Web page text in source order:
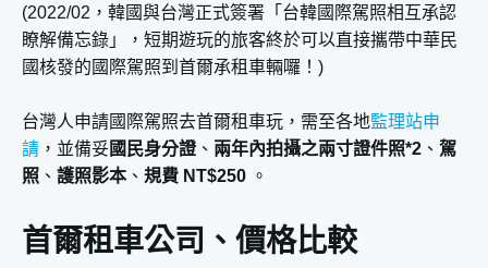
(2022/02，韓國與台灣正式簽署「台韓國際駕照相互承認
瞭解備忘錄」，短期遊玩的旅客終於可以直接攜帶中華民
國核發的國際駕照到首爾承租車輛囉！)
台灣人申請國際駕照去首爾租車玩，需至各地監理站申
請 ，並備妥 國民身分證 、 兩年內拍攝之兩寸證件照*2 、 駕
照 、 護照影本、 規費 NT$250 。
首爾租車公司、價格比較